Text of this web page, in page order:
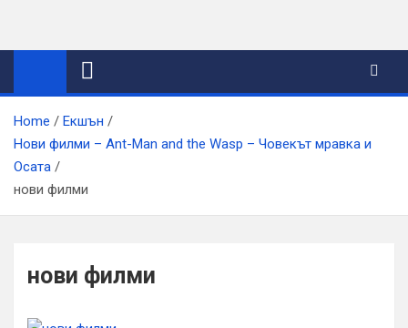
content
Home
Екшън
Нови филми – Ant-Man and the Wasp – Човекът мравка и
Осата
нови филми
нови филми